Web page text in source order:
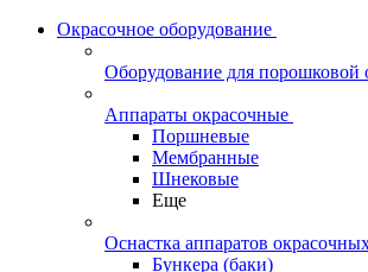
Окрасочное оборудование
Оборудование для порошковой
Аппараты окрасочные
Поршневые
Мембранные
Шнековые
Еще
Оснастка аппаратов
Бункера (баки)